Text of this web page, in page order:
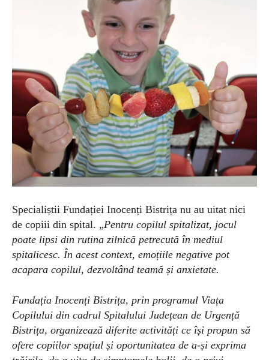
Specialiștii Fundației Inocenți Bistrița nu au uitat nici
de copiii din spital. „Pentru copilul spitalizat, jocul
poate lipsi din rutina zilnică petrecută în mediul
spitalicesc. În acest context, emoțiile negative pot
acapara copilul, dezvoltând teamă și anxietate.
Fundația Inocenți Bistrița, prin programul Viața
Copilului din cadrul Spitalului Județean de Urgență
Bistrița, organizează diferite activități ce își propun să
ofere copiilor spațiul și oportunitatea de a-și exprima